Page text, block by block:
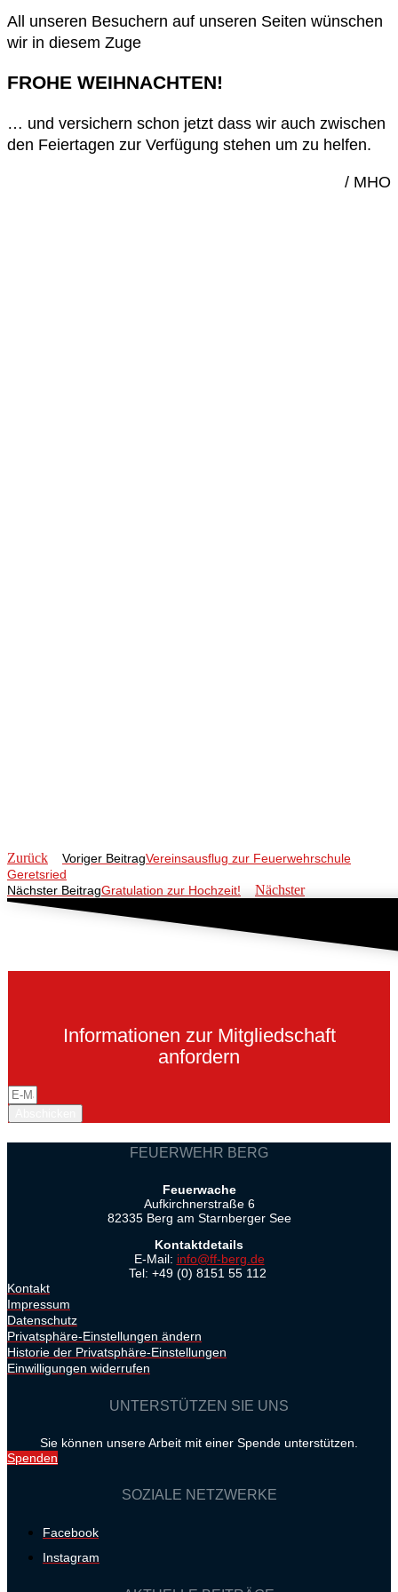
All unseren Besuchern auf unseren Seiten wünschen
wir in diesem Zuge
FROHE WEIHNACHTEN!
… und versichern schon jetzt dass wir auch zwischen
den Feiertagen zur Verfügung stehen um zu helfen.
/ MHO
Zurück Voriger BeitragVereinsausflug zur Feuerwehrschule
Geretsried
Nächster BeitragGratulation zur Hochzeit! Nächster
Informationen zur Mitgliedschaft
anfordern
FEUERWEHR BERG
Feuerwache
Aufkirchnerstraße 6
82335 Berg am Starnberger See
Kontaktdetails
E-Mail: info@ff-berg.de
Tel: +49 (0) 8151 55 112
Kontakt
Impressum
Datenschutz
Privatsphäre-Einstellungen ändern
Historie der Privatsphäre-Einstellungen
Einwilligungen widerrufen
UNTERSTÜTZEN SIE UNS
Sie können unsere Arbeit mit einer Spende unterstützen.
Spenden
SOZIALE NETZWERKE
Facebook
Instagram